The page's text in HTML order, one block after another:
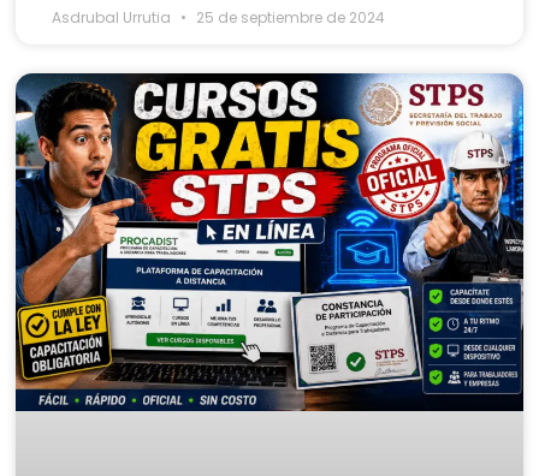
Asdrubal Urrutia 25 de septiembre de 2024